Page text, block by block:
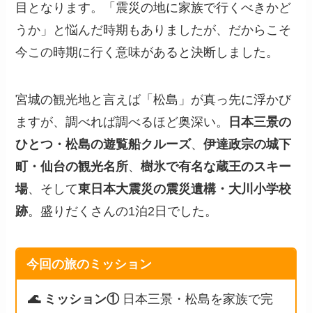
目となります。「震災の地に家族で行くべきかど
うか」と悩んだ時期もありましたが、だからこそ
今この時期に行く意味があると決断しました。
宮城の観光地と言えば「松島」が真っ先に浮かび
ますが、調べれば調べるほど奥深い。
日本三景の
ひとつ・松島の遊覧船クルーズ、伊達政宗の城下
町・仙台の観光名所、樹氷で有名な蔵王のスキー
場、そして東日本大震災の震災遺構・大川小学校
跡。盛りだくさんの1泊2日でした。
今回の旅のミッション
🌊 ミッション①日本三景・松島を家族で完